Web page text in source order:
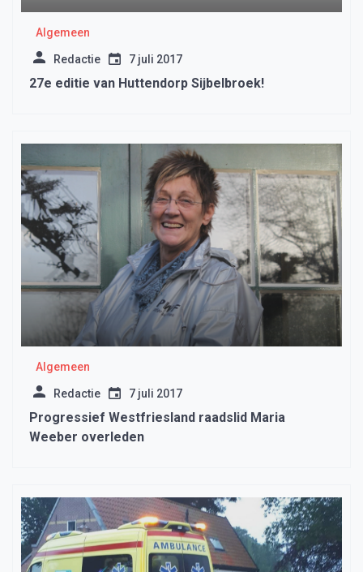
Algemeen
Redactie 7 juli 2017
27e editie van Huttendorp Sijbelbroek!
Algemeen
Redactie 7 juli 2017
Progressief Westfriesland raadslid Maria
Weeber overleden